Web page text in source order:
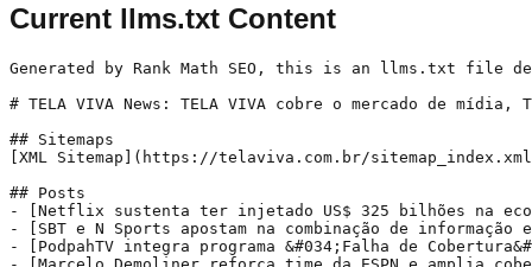
Current llms.txt Content
Generated by Rank Math SEO, this is an llms.txt file designed to help LLMs better understand and index this website.

# TELA VIVA News: TELA VIVA cobre o mercado de mídia, TV e conteúdo audiovisual sob a ótica do setor desde 1992, atingindo dezenas de milhares de leitores ao mês.

## Sitemaps
[XML Sitemap](https://telaviva.com.br/sitemap_index.xml): Includes all crawlable and indexable pages.

## Posts
- [Netflix sustenta ter injetado US$ 325 bilhões na economia global e detalha produção em 4,5 mil cidades](https://telaviva.com.br/12/05/2026/netflix-sustenta-ter-injetado-us-325-bilhoes-na-economia-global-e-detalha-producao-em-45-mil-cidades/): A plataforma afirma ter destinado US$ 135 bilhões para a produção de obras originais e o licenciamento de títulos de parceiros
- [SBT e N Sports apostam na combinação de informação e entretenimento para a cobertura da Copa do Mundo](https://telaviva.com.br/12/05/2026/sbt-e-n-sports-apostam-na-combinacao-de-informacao-e-entretenimento-para-a-cobertura-da-copa-do-mundo/): Em parceria, canais farão a transmissão de 32 jogos, incluindo todos os do Brasil, na TV aberta, na TV paga e no streaming, além de conteúdos para o digital e atrações especiais
- [PodpahTV integra programa &#034;Falha de Cobertura&#034; à grade especial de Copa do Mundo](https://telaviva.com.br/12/05/2026/podpahtv-integra-programa-falha-de-cobertura-a-grade-especial-de-copa-do-mundo/): Mesa redonda com os personagens interpretados pelos atores e roteiristas Caito Mainier e Daniel Furlan estreia em 2 de junho
- [Marcelo Demoliner reforça time da ESPN e amplia cobertura digital dos torneios de tênis](https://telaviva.com.br/12/05/2026/marcelo-demoliner-reforca-time-da-espn-e-amplia-cobertura-digital-dos-torneios-de-tenis/): O tenista terá como foco a produção de conteúdo digital e participações em programas e transmissões do canal
- [Produtora PlayAction estreia sua primeira novela vertical brasileira na ReelShort](https://telaviva.com.br/12/05/2026/produtora-playaction-estreia-sua-primeira-novela-vertical-brasileira-na-reelshort/): Gravada durante nove dias em fevereiro, a novelinha é uma produção do selo 9linhas, com direção de Bruno Vaks
- [RioFilme marca presença com estande, parcerias internacionais e painel sobre &#034;turismo de telas&#034; em Cannes](https://telaviva.com.br/12/05/2026/riofilme-marca-presenca-com-estande-parcerias-internacionais-e-painel-sobre-turismo-de-telas-em-cannes/): A RioFilme estará representada em Cannes por seu presidente, Leonardo Edde, e pelo Coordenador da Rio Film Commission, Daniel Celli
- [Cinemas de rua são premiados em novo edital da Prefeitura de São Paulo](https://telaviva.com.br/12/05/2026/cinemas-de-rua-sao-premiados-em-novo-edital-da-prefeitura-de-sao-paulo/): R$ 800 mil serão destinados para 16 cinemas de rua, que mantém programação cultural permanente na capital
- [Globo lança campanha para reforçar seu protagonismo na construção da memória afetiva das Copas](https://telaviva.com.br/12/05/2026/globo-lanca-campanha-para-reforcar-seu-protagonismo-na-construcao-da-memoria-afetiva-das-copas/): Projeto “OOHistóricos”, lançado na última segunda, 11, resgata momentos inesquecíveis dos Mundiais
- [Foram concluídas as filmagens de &#034;O Aroma de Pitanga&#034;, com Wagner Moura](https://telaviva.com.br/12/05/2026/foram-concluidas-as-filmagens-de-o-aroma-de-pitanga-com-wagner-moura/): Longa é produzido pela Bananeira Filmes com coprodução da Cunhã Porã e Paris Entretenimento; Premiado cineasta argentino Lisandro Alonso é o diretor
- [Xsports bate recorde de audiência, com destaque para transmissões da Série B](https://telaviva.com.br/12/05/2026/xsports-bate-recorde-de-audiencia-com-destaque-para-transmissoes-da-serie-b/): Emissora registrou no último sábado, 9, quase seis horas em 4º lugar no Painel Nacional de Televisão e mais de seis horas em 4º lugar na Grande São Paulo
- [Série &#034;Como Nascem Os Heróis&#034; ganha nova janela na programação da TV Brasil](https://telaviva.com.br/12/05/2026/serie-como-nascem-os-herois-ganha-nova-janela-na-programacao-da-tv-brasil/): Produção documental sobre ícones da história do país está disponível na íntegra no app TV Brasil Play
- [Festival Bonito CineSur anuncia patrocinadores e recorde de inscrições](https://telaviva.com.br/12/05/2026/festival-bonito-cinesur-anuncia-patrocinadores-e-recorde-de-inscricoes/): Próxima edição do festival de cinema sul-americano ocorre de 24 de julho a 1º de agosto de 2026, na cidade sul-matogrossense
- [Florianópolis recebe SET Sul para fortalecer discussões sobre o futuro da mídia